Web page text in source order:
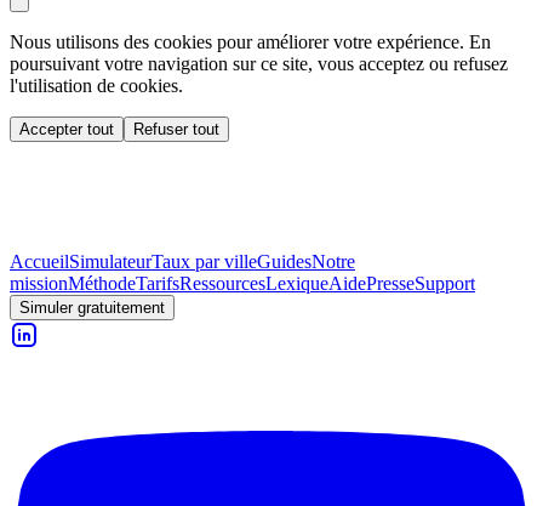
Nous utilisons des cookies pour améliorer votre expérience. En
poursuivant votre navigation sur ce site, vous acceptez ou refusez
l'utilisation de cookies.
Accepter tout Refuser tout
AccueilSimulateurTaux par villeGuidesNotre
missionMéthodeTarifsRessourcesLexiqueAidePresseSupport
Simuler gratuitement